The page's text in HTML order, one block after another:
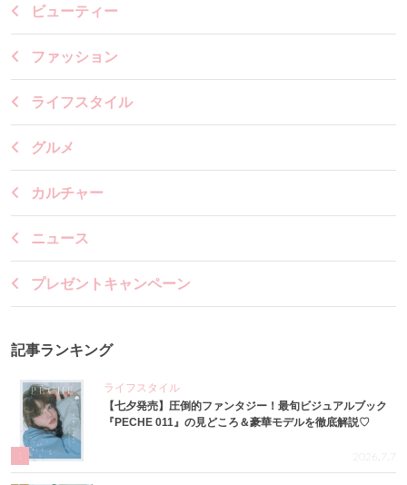
ビューティー
ファッション
ライフスタイル
グルメ
カルチャー
ニュース
プレゼントキャンペーン
記事ランキング
ライフスタイル
【七夕発売】圧倒的ファンタジー！最旬ビジュアルブック
『PECHE 011』の見どころ＆豪華モデルを徹底解説♡
2026.7.7